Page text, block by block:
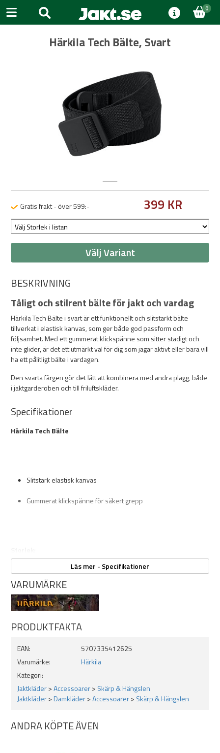
0
Härkila Tech Bälte, Svart
Gratis frakt - över 599:- 399 KR
Välj Variant
BESKRIVNING
Tåligt och stilrent bälte för jakt och vardag
Härkila Tech Bälte i svart är ett funktionellt och slitstarkt bälte
tillverkat i elastisk kanvas, som ger både god passform och
följsamhet. Med ett gummerat klickspänne som sitter stadigt och
inte glider, är det ett utmärkt val för dig som jagar aktivt eller bara vill
ha ett pålitligt bälte i vardagen.
Den svarta färgen gör det lätt att kombinera med andra plagg, både
i jaktgarderoben och till friluftskläder.
Specifikationer
Härkila Tech Bälte
Slitstark elastisk kanvas
Gummerat klickspänne för säkert grepp
M/L = 110cm
Läs mer - Specifikationer
VARUMÄRKE
PRODUKTFAKTA
EAN:
5707335412625
Varumärke:
Härkila
Kategori:
Jaktkläder>Accessoarer> Skärp & Hängslen
Jaktkläder>Damkläder>Accessoarer> Skärp & Hängslen
ANDRA KÖPTE ÄVEN